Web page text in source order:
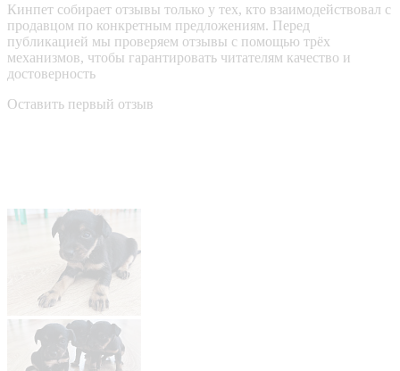
Кинпет собирает отзывы только у тех, кто взаимодействовал с
продавцом по конкретным предложениям. Перед
публикацией мы проверяем отзывы с помощью трёх
механизмов, чтобы гарантировать читателям качество и
достоверность
Оставить первый отзыв